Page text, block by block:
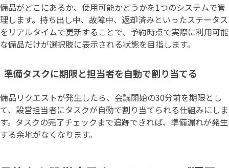
備品がどこにあるか、使用可能かどうかを1つのシステムで管
理します。持ち出し中、故障中、返却済みといったステータス
をリアルタイムで更新することで、予約時点で実際に利用可能
な備品だけが選択肢に表示される状態を目指します。
準備タスクに期限と担当者を自動で割り当てる
備品リクエストが発生したら、会議開始の30分前を期限とし
て、設営担当者にタスクが自動で割り当てられる仕組みにしま
す。タスクの完了チェックまで追跡できれば、準備漏れが発生
する余地がなくなります。